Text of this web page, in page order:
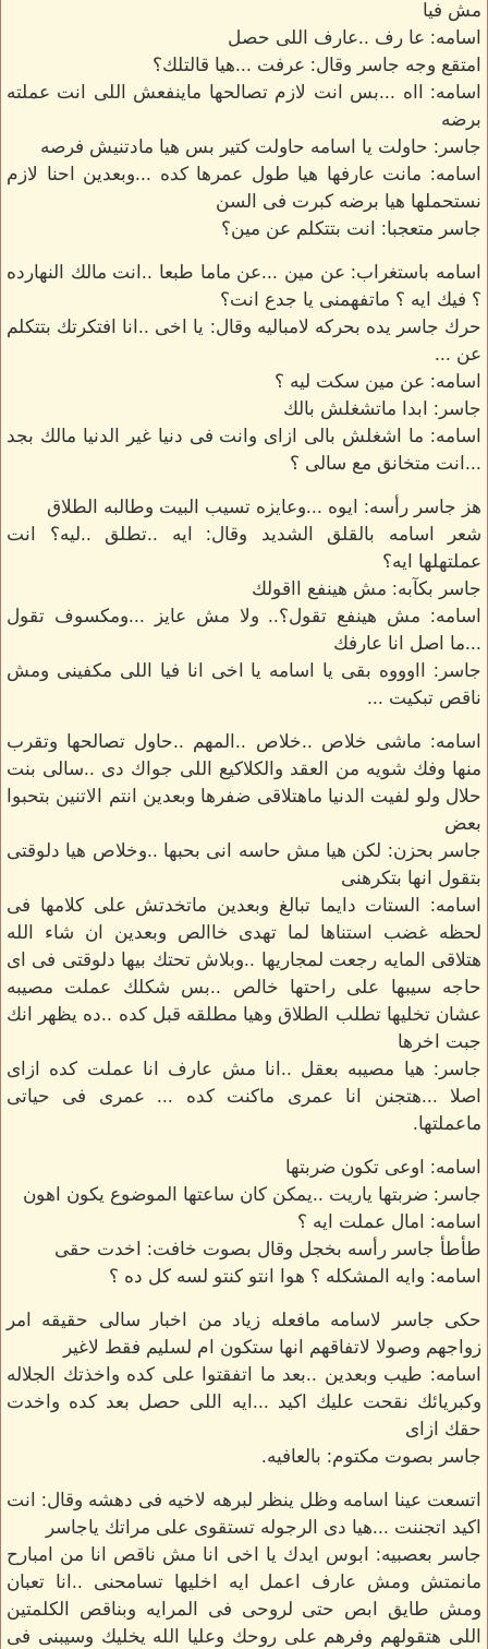
مش فيا
اسامه: عا رف ..عارف اللى حصل
امتقع وجه جاسر وقال: عرفت ...هيا قالتلك؟
اسامه: ااه ...بس انت لازم تصالحها ماينفعش اللى انت عملته
برضه
جاسر: حاولت يا اسامه حاولت كتير بس هيا مادتنيش فرصه
اسامه: مانت عارفها هيا طول عمرها كده ...وبعدين احنا لازم
نستحملها هيا برضه كبرت فى السن
جاسر متعجبا: انت بتتكلم عن مين؟
اسامه باستغراب: عن مين ...عن ماما طبعا ..انت مالك النهارده
؟ فيك ايه ؟ ماتفهمنى يا جدع انت؟
حرك جاسر يده بحركه لامباليه وقال: يا اخى ..انا افتكرتك بتتكلم
عن ...
اسامه: عن مين سكت ليه ؟
جاسر: ابدا ماتشغلش بالك
اسامه: ما اشغلش بالى ازاى وانت فى دنيا غير الدنيا مالك بجد
...انت متخانق مع سالى ؟
هز جاسر رأسه: ايوه ...وعايزه تسيب البيت وطالبه الطلاق
شعر اسامه بالقلق الشديد وقال: ايه ..تطلق ..ليه؟ انت
عملتهلها ايه؟
جاسر بكآبه: مش هينفع ااقولك
اسامه: مش هينفع تقول؟.. ولا مش عايز ...ومكسوف تقول
...ما اصل انا عارفك
جاسر: ااوووه بقى يا اسامه يا اخى انا فيا اللى مكفينى ومش
ناقص تبكيت ...
اسامه: ماشى خلاص ..خلاص ..المهم ..حاول تصالحها وتقرب
منها وفك شويه من العقد والكلاكيع اللى جواك دى ..سالى بنت
حلال ولو لفيت الدنيا ماهتلاقى ضفرها وبعدين انتم الاتنين بتحبوا
بعض
جاسر بحزن: لكن هيا مش حاسه انى بحبها ..وخلاص هيا دلوقتى
بتقول انها بتكرهنى
اسامه: الستات دايما تبالغ وبعدين ماتخدتش على كلامها فى
لحظه غضب استناها لما تهدى خاالص وبعدين ان شاء الله
هتلاقى المايه رجعت لمجاريها ..وبلاش تحتك بيها دلوقتى فى اى
حاجه سيبها على راحتها خالص ..بس شكلك عملت مصيبه
عشان تخليها تطلب الطلاق وهيا مطلقه قبل كده ..ده يظهر انك
جبت اخرها
جاسر: هيا مصيبه بعقل ..انا مش عارف انا عملت كده ازاى
اصلا ...هتجنن انا عمرى ماكنت كده ... عمرى فى حياتى
ماعملتها.
اسامه: اوعى تكون ضربتها
جاسر: ضربتها ياريت ..يمكن كان ساعتها الموضوع يكون اهون
اسامه: امال عملت ايه ؟
طأطأ جاسر رأسه بخجل وقال بصوت خافت: اخدت حقى
اسامه: وايه المشكله ؟ هوا انتو كنتو لسه كل ده ؟
حكى جاسر لاسامه مافعله زياد من اخبار سالى حقيقه امر
زواجهم وصولا لاتفاقهم انها ستكون ام لسليم فقط لاغير
اسامه: طيب وبعدين ..بعد ما اتفقتوا على كده واخذتك الجلاله
وكبريائك نقحت عليك اكيد ...ايه اللى حصل بعد كده واخدت
حقك ازاى
جاسر بصوت مكتوم: بالعافيه.
اتسعت عينا اسامه وظل ينظر لبرهه لاخيه فى دهشه وقال: انت
اكيد اتجننت ...هيا دى الرجوله تستقوى على مراتك ياجاسر
جاسر بعصبيه: ابوس ايدك يا اخى انا مش ناقص انا من امبارح
مانمتش ومش عارف اعمل ايه اخليها تسامحنى ..انا تعبان
ومش طايق ابص حتى لروحى فى المرايه وبناقص الكلمتين
اللى هتقولهم وفرهم على روحك وعليا الله يخليك وسيبنى فى